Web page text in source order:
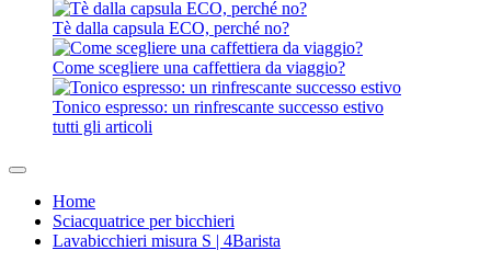
Tè dalla capsula ECO, perché no?
Come scegliere una caffettiera da viaggio?
Tonico espresso: un rinfrescante successo estivo
tutti gli articoli
Home
Sciacquatrice per bicchieri
Lavabicchieri misura S | 4Barista